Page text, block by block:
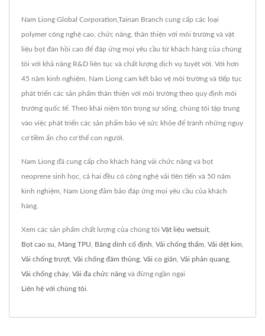
Nam Liong Global Corporation,Tainan Branch cung cấp các loại
polymer công nghệ cao, chức năng, thân thiện với môi trường và vật
liệu bọt đàn hồi cao để đáp ứng mọi yêu cầu từ khách hàng của chúng
tôi với khả năng R&D liên tục và chất lượng dịch vụ tuyệt vời. Với hơn
45 năm kinh nghiệm, Nam Liong cam kết bảo vệ môi trường và tiếp tục
phát triển các sản phẩm thân thiện với môi trường theo quy định môi
trường quốc tế. Theo khái niệm tôn trọng sự sống, chúng tôi tập trung
vào việc phát triển các sản phẩm bảo vệ sức khỏe để tránh những nguy
cơ tiềm ẩn cho cơ thể con người.
Nam Liong đã cung cấp cho khách hàng vải chức năng và bọt
neoprene sinh học, cả hai đều có công nghệ vải tiên tiến và 50 năm
kinh nghiệm, Nam Liong đảm bảo đáp ứng mọi yêu cầu của khách
hàng.
Xem các sản phẩm chất lượng của chúng tôi Vật liệu wetsuit
Bọt cao su Màng TPU Băng dính cố định Vải chống thấm Vải dệt kim
Vải chống trượt Vải chống đâm thủng Vải co giãn Vải phản quang
Vải chống cháy Vải đa chức năng và đừng ngần ngại
Liên hệ với chúng tôi